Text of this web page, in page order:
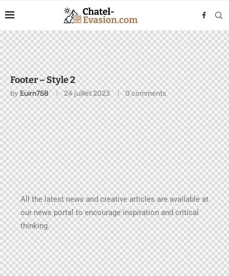
Footer – Style 2
byEuirn758 24 juillet 2023 0 comments
All the latest news and creative articles are available at
our news portal to encourage inspiration and critical
thinking.